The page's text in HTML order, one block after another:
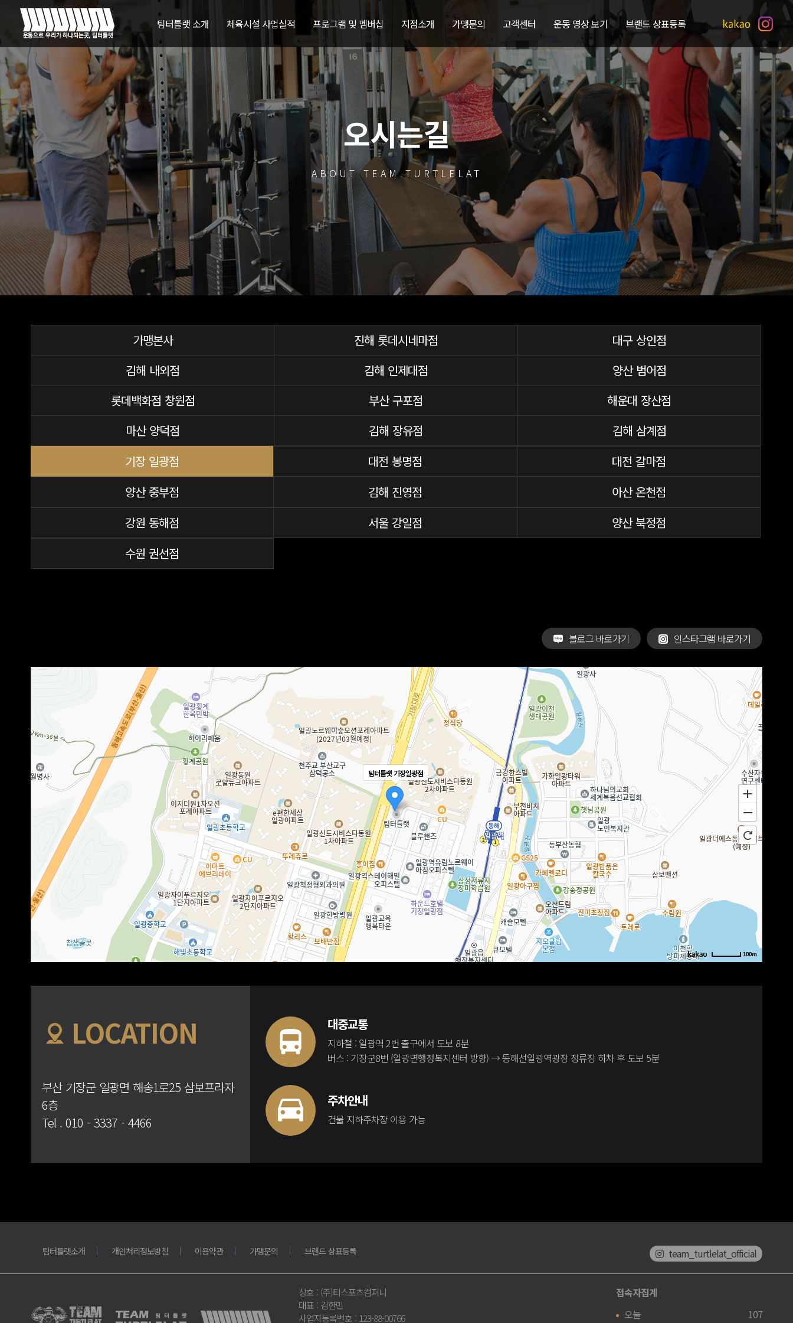
팀터틀랫 소개 체육시설 사업실적 프로그램 및 멤버십 지점소개 가맹문의 고객센터 운동 영상 보기 브랜드 상표등록
오시는길
ABOUT TEAM TURTLELAT
가맹본사 진해 롯데시네마점
대구 상인점
김해 내외점
김해 인제대점
양산 범어점
롯데백화점 창원점
부산 구포점
해운대 장산점
마산 양덕점
김해 장유점
김해 삼계점
기장 일광점
대전 봉명점
대전 갈마점
양산 중부점
김해 진영점
아산 온천점
강원 동해점
서울 강일점
양산 북정점
수원 권선점
인스타그램 바로가기
블로그 바로가기
팀터틀랫 기장일광점
100m
LOCATION
부산 기장군 일광면 해송1로25 삼보프라자
6층
Tel . 010 - 3337 - 4466
대중교통
지하철 : 일광역 2번 출구에서 도보 8분
버스 : 기장군8번 (일광면행정복지센터 방향) → 동해선일광역광장 정류장 하차 후 도보 5분
주차안내
건물 지하주차장 이용 가능
팀터틀랫소개 개인처리정보방침 이용약관 가맹문의 브랜드 상표등록 team_turtlelat_official
상호 : (주)티스포츠컴퍼니
대표 : 김한민
사업자등록번호 : 123-88-00766
접속자집계
오늘
107